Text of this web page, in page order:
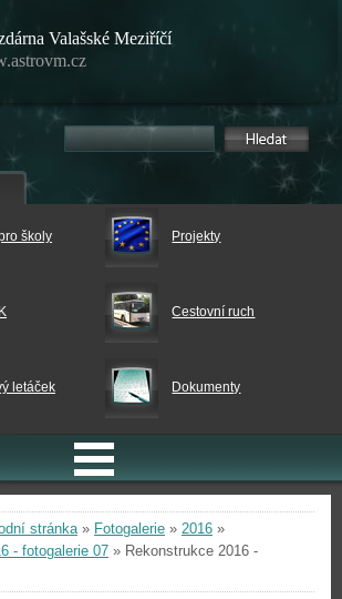
Valašské Meziříčí
školy Projekty
Cestovní ruch
letáček Dokumenty
stránka» Fotogalerie » 2016 »
- fotogalerie 07 » Rekonstrukce 2016 -